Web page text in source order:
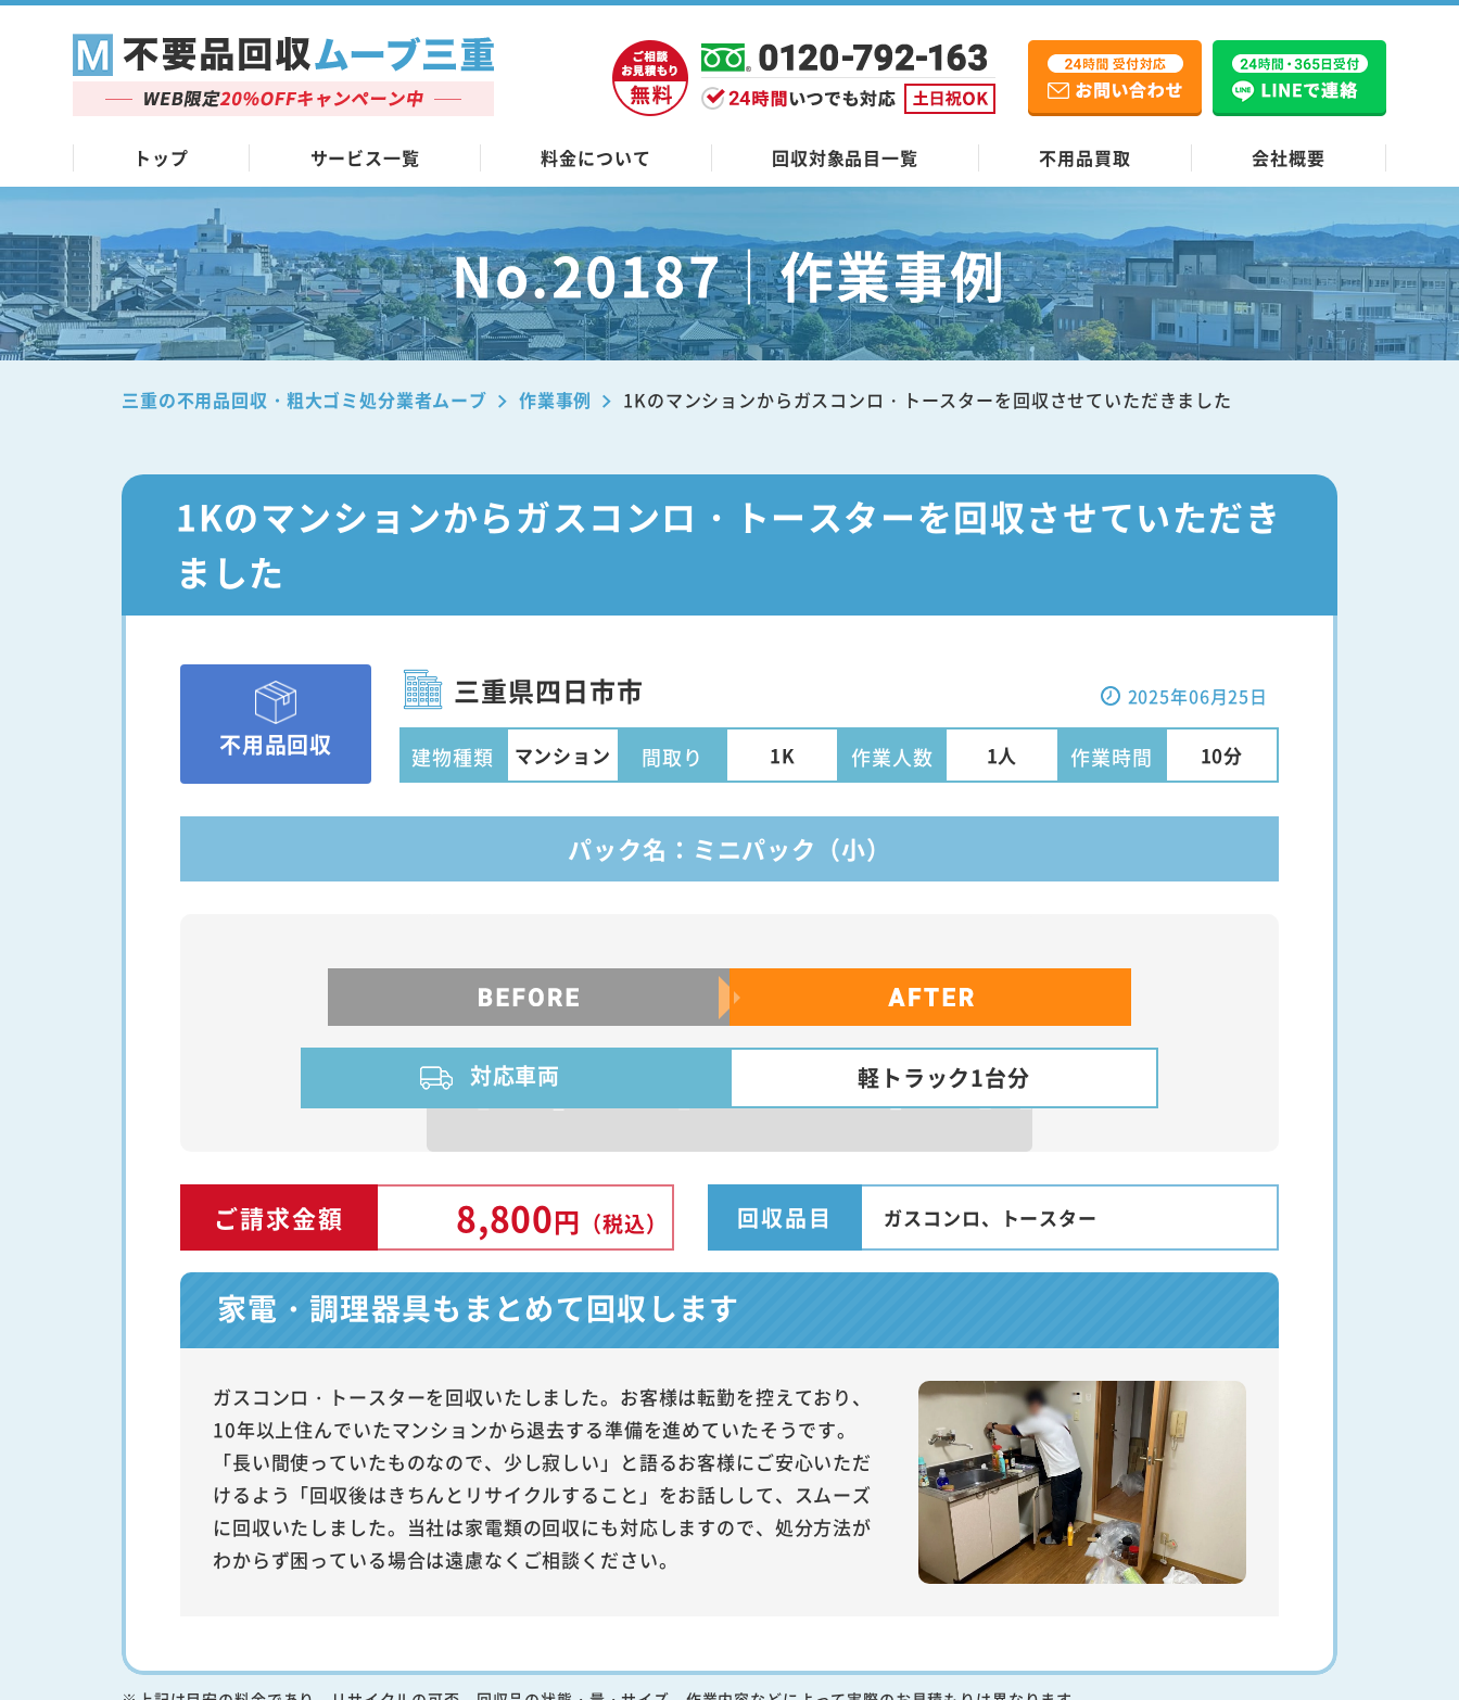
トップ サービス一覧 料金について 回収対象品目一覧 不用品買取 会社概要
No.20187｜作業事例
三重の不用品回収・粗大ゴミ処分業者ムーブ 作業事例 1Kのマンションからガスコンロ・トースターを回収させていただきました
1Kのマンションからガスコンロ・トースターを回収させていただき
ました
2025年06月25日
不用品回収
三重県四日市市
建物種類 マンション 間取り 1K 作業人数 1人 作業時間 10分
パック名：ミニパック（小）
対応車両 軽トラック1台分
ご請求金額 8,800円 （税込） 回収品目 ガスコンロ、トースター
家電・調理器具もまとめて回収します
ガスコンロ・トースターを回収いたしました。お客様は転勤を控えており、
10年以上住んでいたマンションから退去する準備を進めていたそうです。
「長い間使っていたものなので、少し寂しい」と語るお客様にご安心いただ
けるよう「回収後はきちんとリサイクルすること」をお話しして、スムーズ
に回収いたしました。当社は家電類の回収にも対応しますので、処分方法が
わからず困っている場合は遠慮なくご相談ください。